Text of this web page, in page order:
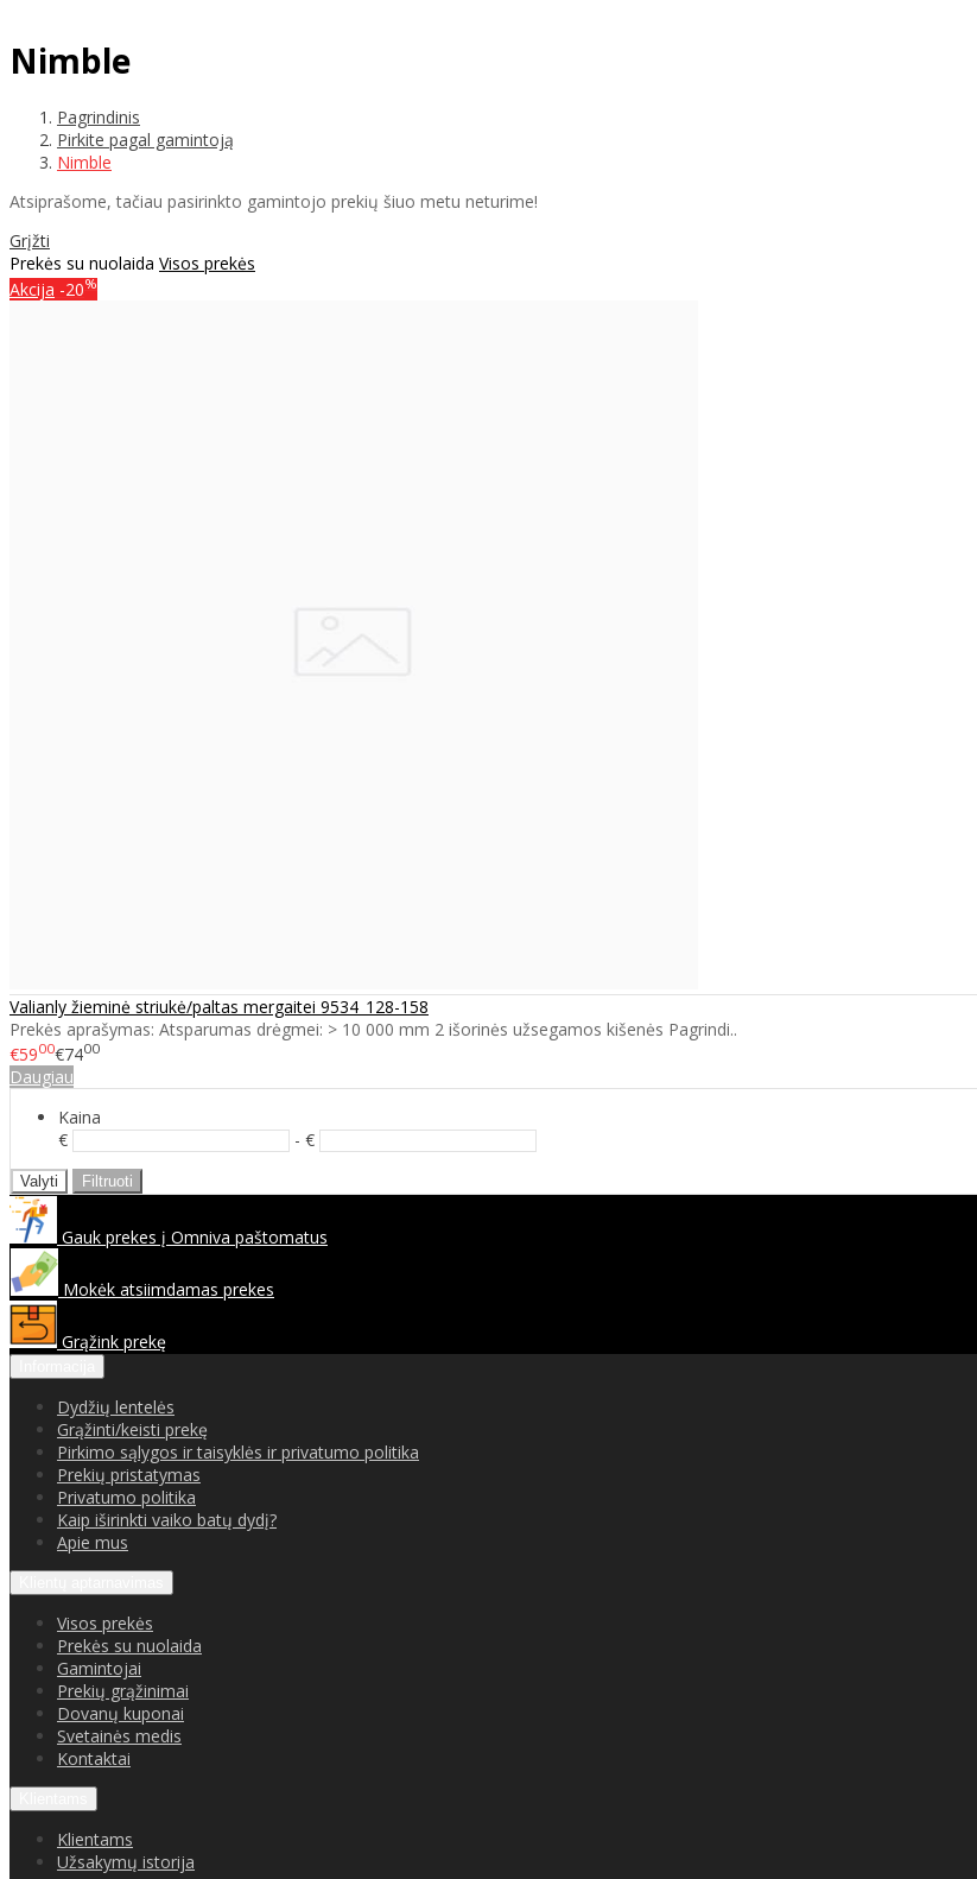
Nimble
Pagrindinis
Pirkite pagal gamintoją
Nimble
Atsiprašome, tačiau pasirinkto gamintojo prekių šiuo metu neturime!
Grįžti
Prekės su nuolaida Visos prekės
Akcija -20%
Valianly žieminė striukė/paltas mergaitei 9534_128-158
Prekės aprašymas: Atsparumas drėgmei: > 10 000 mm 2 išorinės užsegamos kišenės Pagrindi..
€5900€7400
Daugiau
Kaina
€
- €
Valyti Filtruoti
Gauk prekes į Omniva paštomatus
Mokėk atsiimdamas prekes
Grąžink prekę
Dydžių lentelės
Grąžinti/keisti prekę
Pirkimo sąlygos ir taisyklės ir privatumo politika
Prekių pristatymas
Privatumo politika
Kaip iširinkti vaiko batų dydį?
Apie mus
Visos prekės
Prekės su nuolaida
Gamintojai
Prekių grąžinimai
Dovanų kuponai
Svetainės medis
Kontaktai
Klientams
Užsakymų istorija